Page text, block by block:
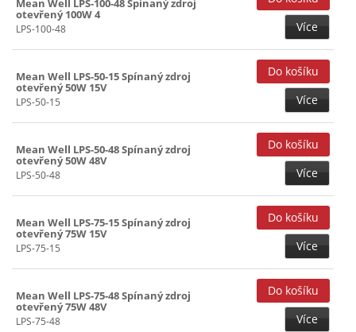
otevřený 100W 4
LPS-100-48 Více
Mean Well LPS-50-15 Spínaný zdroj
otevřený 50W 15V
LPS-50-15 Více
Mean Well LPS-50-48 Spínaný zdroj
otevřený 50W 48V
LPS-50-48 Více
Mean Well LPS-75-15 Spínaný zdroj
otevřený 75W 15V
LPS-75-15 Více
Mean Well LPS-75-48 Spínaný zdroj
otevřený 75W 48V
LPS-75-48 Více